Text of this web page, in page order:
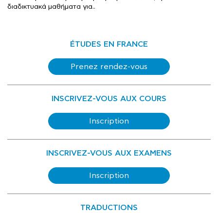
διαδικτυακά μαθήματα για..
ÉTUDES EN FRANCE
Prenez rendez-vous
INSCRIVEZ-VOUS AUX COURS
Inscription
INSCRIVEZ-VOUS AUX EXAMENS
Inscription
TRADUCTIONS